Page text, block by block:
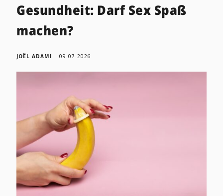
Gesundheit: Darf Sex Spaß
machen?
JOËL ADAMI 09.07.2026